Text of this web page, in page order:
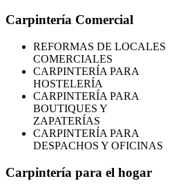
Carpintería Comercial
REFORMAS DE LOCALES
COMERCIALES
CARPINTERÍA PARA
HOSTELERÍA
CARPINTERÍA PARA
BOUTIQUES Y
ZAPATERÍAS
CARPINTERÍA PARA
DESPACHOS Y OFICINAS
Carpintería para el hogar